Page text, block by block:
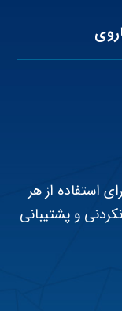
استفاده از هر
و پشتیبانی